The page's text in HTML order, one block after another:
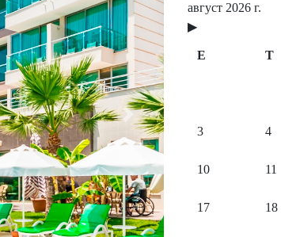
Next
август 2026 г.
▶
E T
3 4
10 11
17 18